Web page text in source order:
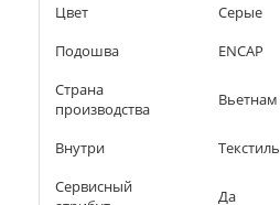
Цвет
Серые
Подошва
ENCAP
Страна
производства
Вьетнам
Внутри
Текстиль
Сервисный
Да